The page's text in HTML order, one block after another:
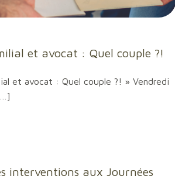
et avocat : Quel couple ?!
et avocat : Quel couple ?! » Vendredi
interventions aux Journées